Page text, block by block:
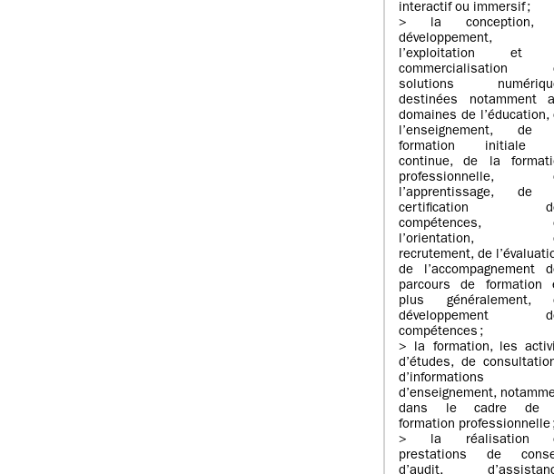
interactif ou immersif ;
> la conception,
développement,
l’exploitation et
commercialisation
solutions
destinées notamment
domaines de l’éducation,
l’enseignement, de
formation initiale
continue, de la
professionnelle,
l’apprentissage, de
certification
compétences,
l’orientation,
recrutement, de
de l’accompagnement
parcours de formation
plus généralement,
développement
compétences ;
> la formation, les
d’études, de
d’informations
d’enseignement,
dans le cadre de
formation professionnelle
> la réalisation
prestations de